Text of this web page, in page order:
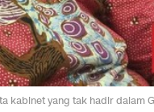
kabinet yang tak hadir dalam